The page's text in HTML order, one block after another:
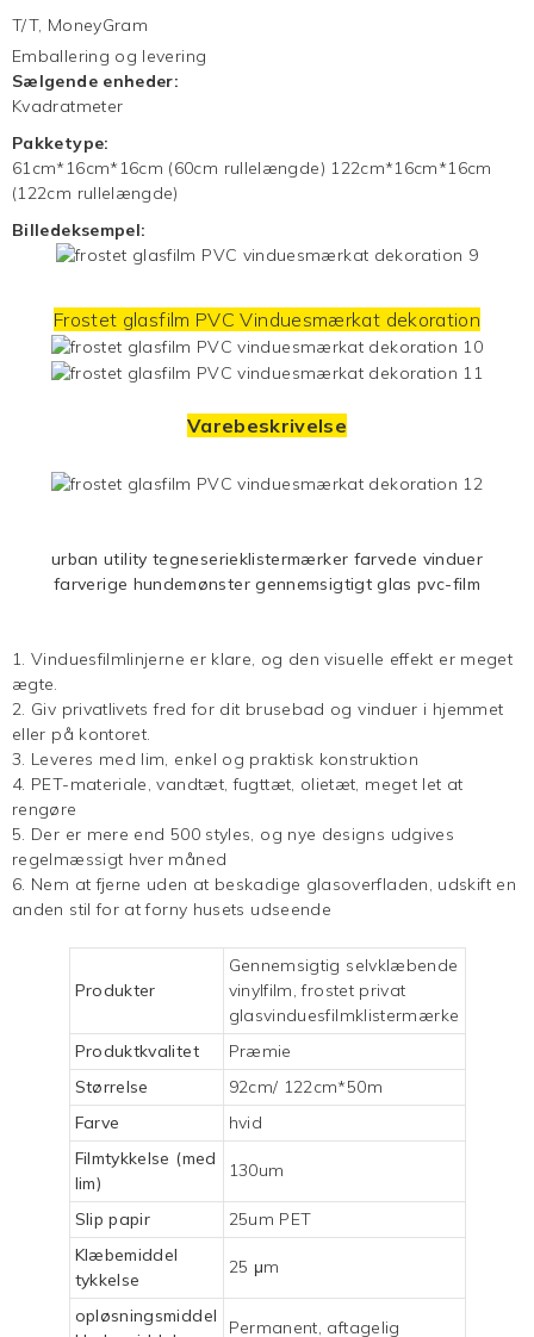
T/T, MoneyGram
Emballering og levering
Sælgende enheder:
Kvadratmeter
Pakketype:
61cm*16cm*16cm (60cm rullelængde) 122cm*16cm*16cm
(122cm rullelængde)
Billedeksempel:
Frostet glasfilm PVCVinduesmærkat dekoration
Varebeskrivelse
urban utility tegneserieklistermærker farvede vinduer
farverige hundemønster gennemsigtigt glas pvc-film
1. Vinduesfilmlinjerne er klare, og den visuelle effekt er meget
ægte.
2. Giv privatlivets fred for dit brusebad og vinduer i hjemmet
eller på kontoret.
3. Leveres med lim, enkel og praktisk konstruktion
4. PET-materiale, vandtæt, fugttæt, olietæt, meget let at
rengøre
5. Der er mere end 500 styles, og nye designs udgives
regelmæssigt hver måned
6. Nem at fjerne uden at beskadige glasoverfladen, udskift en
anden stil for at forny husets udseende
Produkter
Gennemsigtig selvklæbende
vinylfilm, frostet privat
glasvinduesfilmklistermærke
Produktkvalitet
Præmie
Størrelse
92cm/ 122cm*50m
Farve
hvid
Filmtykkelse (med
lim)
130um
Slip papir
25um PET
Klæbemiddel
tykkelse
25 μm
opløsningsmiddel
Permanent, aftagelig